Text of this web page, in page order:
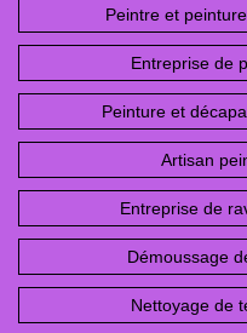
Peintre et
Entreprise de
Peinture et
Artisan
Entreprise de
Démoussage
Nettoyage de